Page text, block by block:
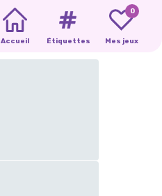
Accueil Étiquettes
0
Mes jeux